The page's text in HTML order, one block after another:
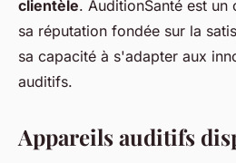
clientèle. AuditionSanté est
sa réputation fondée sur la
sa capacité à s'adapter aux
auditifs.
Appareils auditifs